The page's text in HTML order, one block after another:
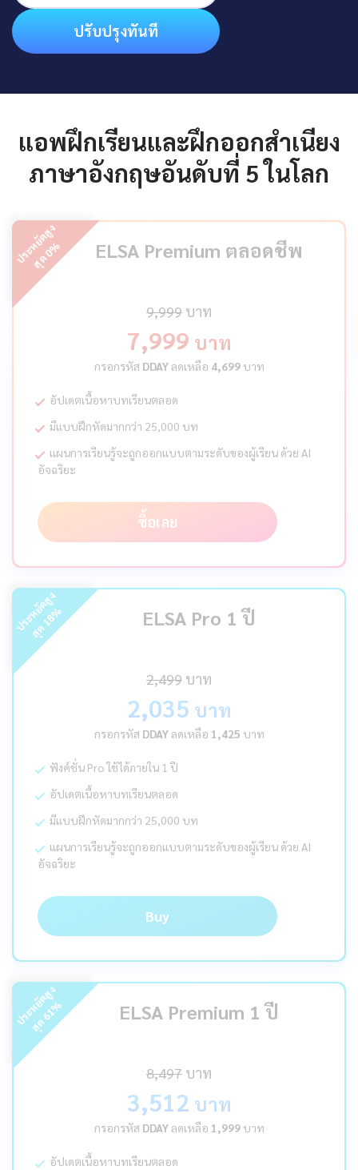
ปรับปรุงทันที
แอพฝึกเรียนและฝึกออกสำเนียง
ภาษาอังกฤษอันดับที่ 5 ในโลก
ป
ร
ะ
ห
ยั
ด
สู
ง
สุ
ด
0
% ELSA Premium ตลอดชีพ
9,999 บาท
7,999 บาท
กรอกรหัส DDAYลดเหลือ 4,699บาท
อัปเดตเนื้อหาบทเรียนตลอด
มีแบบฝึกหัดมากกว่า 25,000 บท
แผนการเรียนรู้จะถูกออกแบบตามระดับของผู้เรียน ด้วย AI
อัจฉริยะ
ซื้อเลย
ป
ร
ะ
ห
ยั
ด
สู
ง
สุ
ด
18
% ELSA Pro 1 ปี
2,499 บาท
2,035 บาท
กรอกรหัส DDAYลดเหลือ 1,425 บาท
ฟังค์ชั่น Pro ใช้ได้ภายใน 1 ปี
อัปเดตเนื้อหาบทเรียนตลอด
มีแบบฝึกหัดมากกว่า 25,000 บท
แผนการเรียนรู้จะถูกออกแบบตามระดับของผู้เรียน ด้วย AI
อัจฉริยะ
Buy
ป
ร
ะ
ห
ยั
ด
สู
ง
สุ
ด
61
% ELSA Premium 1 ปี
8,497 บาท
3,512 บาท
กรอกรหัส DDAYลดเหลือ 1,999บาท
อัปเดตเนื้อหาบทเรียนตลอด